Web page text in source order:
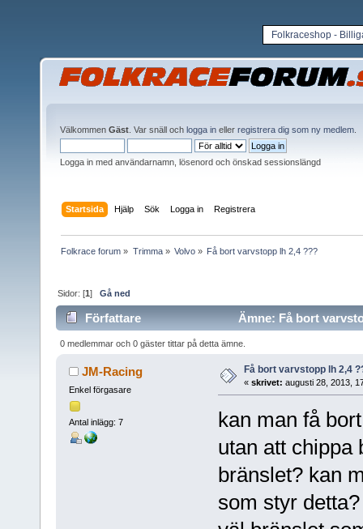
Folkraceshop -
Välkommen Gäst . Var snäll och logga in eller registrera dig som ny medlem
Logga in med användarnamn, lösenord och önskad sessionslängd
Startsida Hjälp Sök Logga in Registrera
Folkrace forum » Trimma» Volvo» Få bort varvstopp lh 2,4 ???
Sidor: [1]Gå ned
Författare Ämne: Få bort
0 medlemmar och 0 gäster tittar på detta ämne.
JM-Racing
Enkel förgasare
Antal inlägg: 7
Få bort varvstopp lh 2,4
« skrivet: augusti 28, 2013,
kan man få
utan att chippa
bränslet? kan
som styr